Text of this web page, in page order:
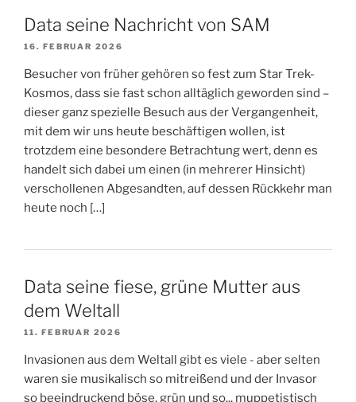
Data seine Nachricht von SAM
16. FEBRUAR 2026
Besucher von früher gehören so fest zum Star Trek-
Kosmos, dass sie fast schon alltäglich geworden sind –
dieser ganz spezielle Besuch aus der Vergangenheit,
mit dem wir uns heute beschäftigen wollen, ist
trotzdem eine besondere Betrachtung wert, denn es
handelt sich dabei um einen (in mehrerer Hinsicht)
verschollenen Abgesandten, auf dessen Rückkehr man
heute noch […]
Data seine fiese, grüne Mutter aus
dem Weltall
11. FEBRUAR 2026
Invasionen aus dem Weltall gibt es viele - aber selten
waren sie musikalisch so mitreißend und der Invasor
so beeindruckend böse, grün und so... muppetistisch